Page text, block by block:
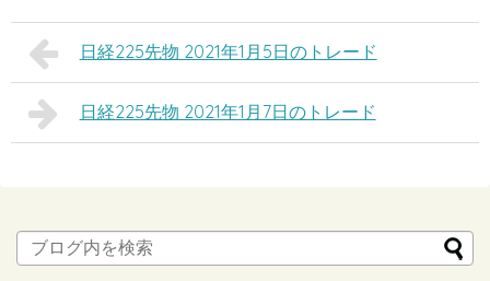
日経225先物 2021年1月5日のトレード
日経225先物 2021年1月7日のトレード